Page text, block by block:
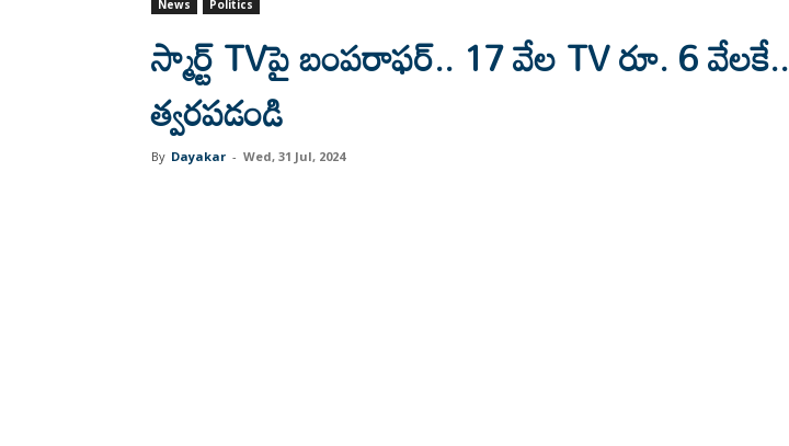
News Politics
స్మార్ట్ TVపై బంపరాఫర్.. 17 వేల TV రూ. 6 వేలకే..
త్వరపడండి
By Dayakar - Wed, 31 Jul, 2024